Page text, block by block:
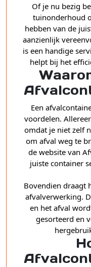
Of je nu bezig
tuinonderhoud
hebben van de
aanzienlijk
is een handige
helpt bij het
Een
voordelen.
omdat je niet zelf
om afval weg te
de website van
juiste container
Bovendien draagt
afvalverwerking.
en het afval
gesorteerd en